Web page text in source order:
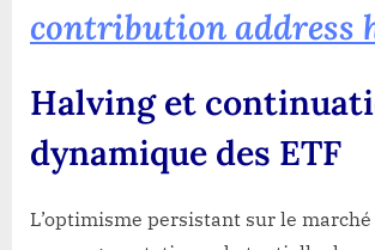
contribution address
Halving et
dynamique des ETF
L’optimisme persistant sur le